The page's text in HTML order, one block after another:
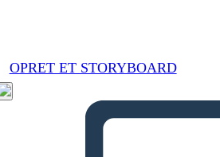
OPRET ET STORYBOARD